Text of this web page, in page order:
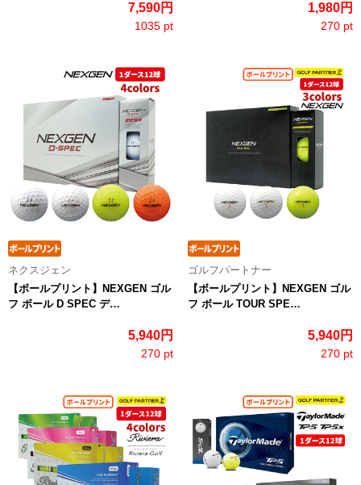
7,590円
1035 pt
1,980円
270 pt
ネクスジェン
【ボールプリント】NEXGEN ゴル
フ ボール D SPEC デ…
5,940円
270 pt
ゴルフパートナー
【ボールプリント】NEXGEN ゴル
フ ボール TOUR SPE…
5,940円
270 pt